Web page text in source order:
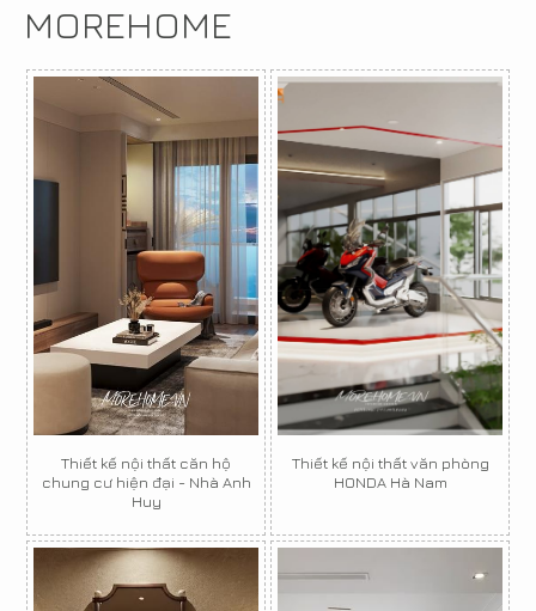
MOREHOME
Thiết kế nội thất căn hộ
chung cư hiện đại - Nhà Anh
Huy
Thiết kế nội thất văn phòng
HONDA Hà Nam